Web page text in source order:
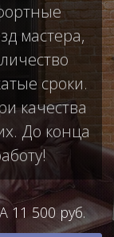
мастера,
сроки.
качества
До конца
500 руб.